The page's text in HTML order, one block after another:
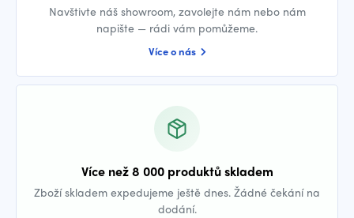
Navštivte náš showroom, zavolejte nám nebo nám
napište — rádi vám pomůžeme.
Více o nás
Více než 8 000 produktů skladem
Zboží skladem expedujeme ještě dnes. Žádné čekání na
dodání.